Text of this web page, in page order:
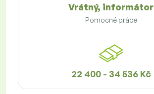
Vrátný, informátor
Pomocné práce
22 400 - 34 536 Kč